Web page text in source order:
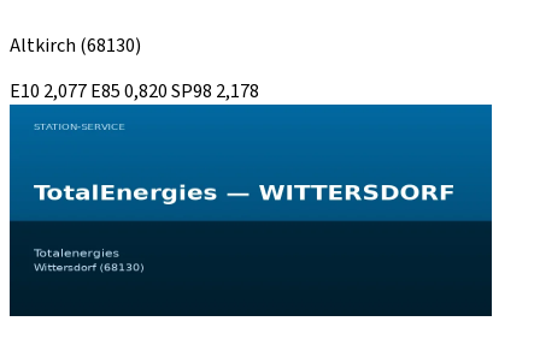
Altkirch (68130)
E10 2,077E850,820SP98 2,178